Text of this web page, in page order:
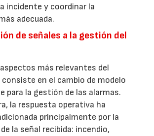
incidente y coordinar la
adecuada.
de señales a la gestión del
más relevantes del
en el cambio de modelo
para la gestión de las alarmas.
la respuesta operativa ha
principalmente por la
la señal recibida: incendio,